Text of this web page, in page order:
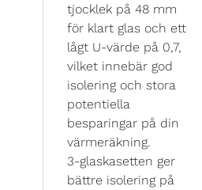
tjocklek på 48 mm
för klart glas och ett
lågt U-värde på 0,7,
vilket innebär god
isolering och stora
potentiella
besparingar på din
värmeräkning.
3-glaskasetten ger
bättre isolering på